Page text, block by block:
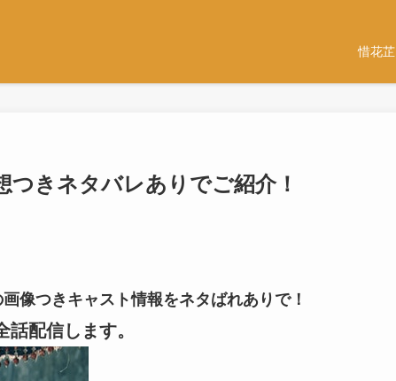
惜花芷
つきネタバレありでご紹介！
像つきキャスト情報をネタばれありで！
配信します。